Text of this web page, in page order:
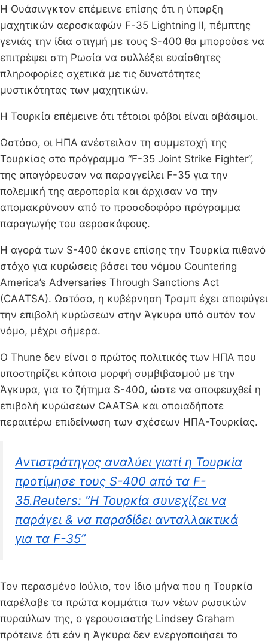
Η Ουάσινγκτον επέμεινε επίσης ότι η ύπαρξη
μαχητικών αεροσκαφών F-35 Lightning II, πέμπτης
γενιάς την ίδια στιγμή με τους S-400 θα μπορούσε να
επιτρέψει στη Ρωσία να συλλέξει ευαίσθητες
πληροφορίες σχετικά με τις δυνατότητες
μυστικότητας των μαχητικών.
Η Τουρκία επέμεινε ότι τέτοιοι φόβοι είναι αβάσιμοι.
Ωστόσο, οι ΗΠΑ ανέστειλαν τη συμμετοχή της
Τουρκίας στο πρόγραμμα “F-35 Joint Strike Fighter”,
της απαγόρευσαν να παραγγείλει F-35 για την
πολεμική της αεροπορία και άρχισαν να την
απομακρύνουν από το προσοδοφόρο πρόγραμμα
παραγωγής του αεροσκάφους.
Η αγορά των S-400 έκανε επίσης την Τουρκία πιθανό
στόχο για κυρώσεις βάσει του νόμου Countering
America’s Adversaries Through Sanctions Act
(CAATSA). Ωστόσο, η κυβέρνηση Τραμπ έχει αποφύγει
την επιβολή κυρώσεων στην Άγκυρα υπό αυτόν τον
νόμο, μέχρι σήμερα.
Ο Thune δεν είναι ο πρώτος πολιτικός των ΗΠΑ που
υποστηρίζει κάποια μορφή συμβιβασμού με την
Άγκυρα, για το ζήτημα S-400, ώστε να αποφευχθεί η
επιβολή κυρώσεων CAATSA και οποιαδήποτε
περαιτέρω επιδείνωση των σχέσεων ΗΠΑ-Τουρκίας.
Αντιστράτηγος αναλύει γιατί η Τουρκία
προτίμησε τους S-400 από τα F-
35.Reuters: ”Η Τουρκία συνεχίζει να
παράγει & να παραδίδει ανταλλακτικά
για τα F-35”
Τον περασμένο Ιούλιο, τον ίδιο μήνα που η Τουρκία
παρέλαβε τα πρώτα κομμάτια των νέων ρωσικών
πυραύλων της, ο γερουσιαστής Lindsey Graham
πρότεινε ότι εάν η Άγκυρα δεν ενεργοποιήσει το